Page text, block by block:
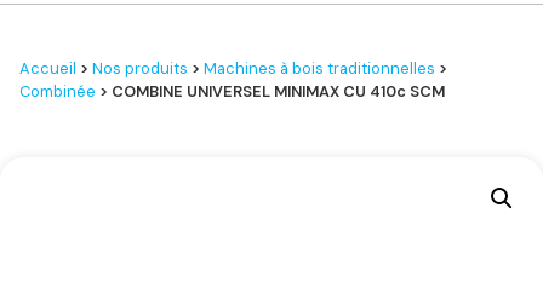
Accueil > Nos produits > Machines à bois traditionnelles >
Combinée > COMBINE UNIVERSEL MINIMAX CU 410c SCM